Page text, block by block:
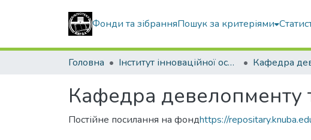
Фонди та зібранняПошук за критеріями
Головна Інститут інноваційної освіти Київського національного університету будівництва і архітектури
Кафедра девелопменту
Постійне посилання на фондhttps://